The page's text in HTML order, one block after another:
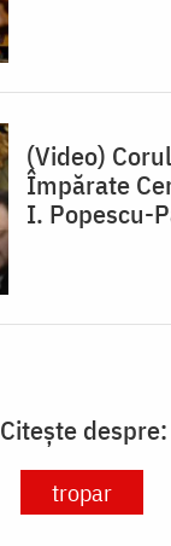
(Video)
⁠Împărate
I. Popescu-
Citește despre:
tropar